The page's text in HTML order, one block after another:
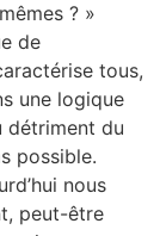
? »
de
tous,
une logique
détriment du
possible.
nous
peut-être